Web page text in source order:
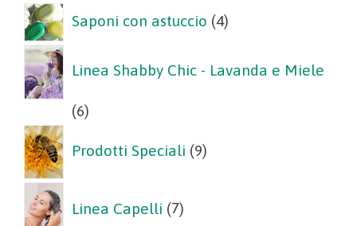
Saponi con astuccio 44
Linea Shabby Chic - Lavanda e Miele
66
Prodotti Speciali 9prodotti
Linea Capelli 7prodotti